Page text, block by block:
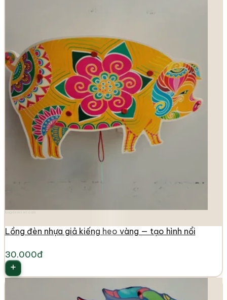
Lồng đèn nhựa giả kiếng heo vàng — tạo hình nổi
30.000đ